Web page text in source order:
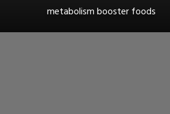
metabolism booster foods